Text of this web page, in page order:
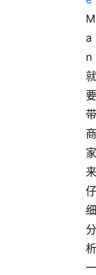
M
a
n
就
要
带
商
家
来
仔
细
分
析
一